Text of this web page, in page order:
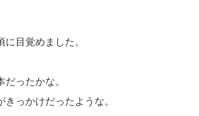
目覚めました。
ったかな。
っかけだったような。